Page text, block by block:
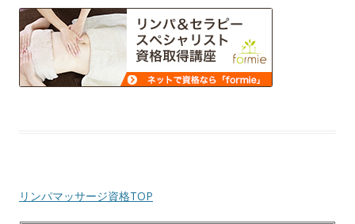
リンパマッサージ資格TOP